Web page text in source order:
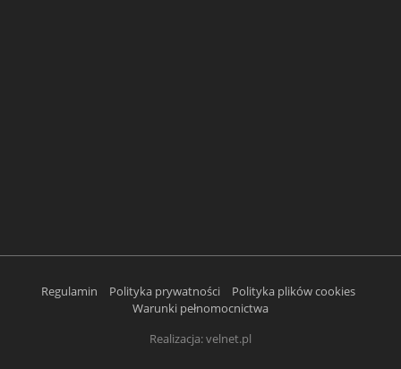
Regulamin Polityka prywatności
Polityka plików cookies
Warunki pełnomocnictwa
Realizacja:velnet.pl